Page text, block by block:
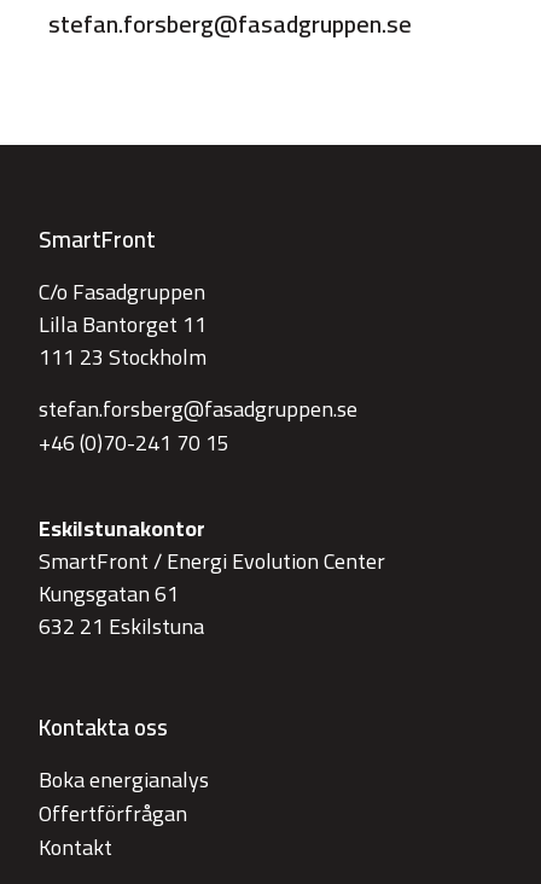
stefan.forsberg@fasadgruppen.se
SmartFront
C/o Fasadgruppen
Lilla Bantorget 11
111 23 Stockholm
stefan.forsberg@fasadgruppen.se
+46 (0)70-241 70 15
Eskilstunakontor
SmartFront / Energi Evolution Center
Kungsgatan 61
632 21 Eskilstuna
Kontakta oss
Boka energianalys
Offertförfrågan
Kontakt